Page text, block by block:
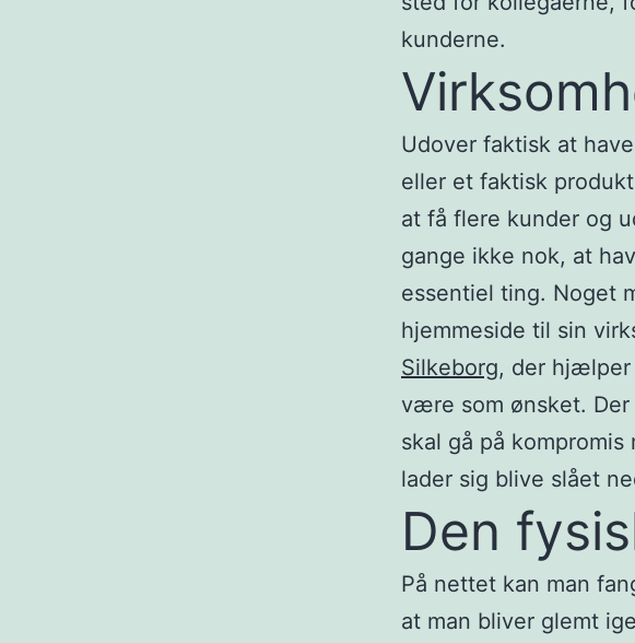
kunderne.
Udover faktisk at
eller et faktisk
at få flere kunder og
gange ikke nok, at
essentiel ting. Noget
hjemmeside til sin
Silkeborg, der hjælper
være som ønsket.
skal gå på
lader sig blive slået
Den
På nettet kan man
at man bliver glemt